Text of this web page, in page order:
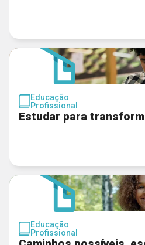
Educação
Profissional
Estudar para
Educação
Profissional